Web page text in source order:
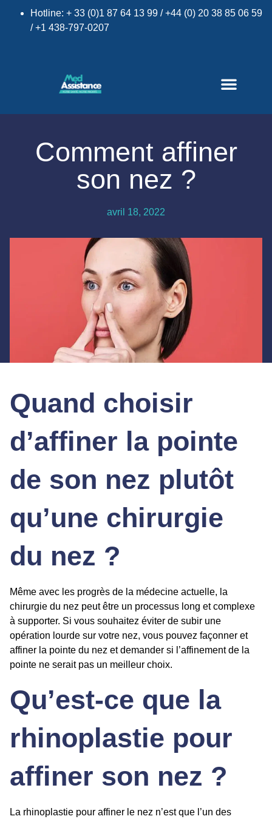
Hotline: + 33 (0)1 87 64 13 99 / +44 (0) 20 38 85 06 59
/ +1 438-797-0207
Comment affiner
son nez ?
avril 18, 2022
Quand choisir
d’affiner la pointe
de son nez plutôt
qu’une chirurgie
du nez ?
Même avec les progrès de la médecine actuelle, la
chirurgie du nez peut être un processus long et complexe
à supporter. Si vous souhaitez éviter de subir une
opération lourde sur votre nez, vous pouvez façonner et
affiner la pointe du nez et demander si l’affinement de la
pointe ne serait pas un meilleur choix.
Qu’est-ce que la
rhinoplastie pour
affiner son nez ?
La rhinoplastie pour affiner le nez n’est que l’un des